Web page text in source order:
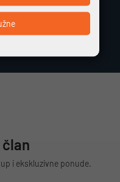
i ekskluzivne ponude.